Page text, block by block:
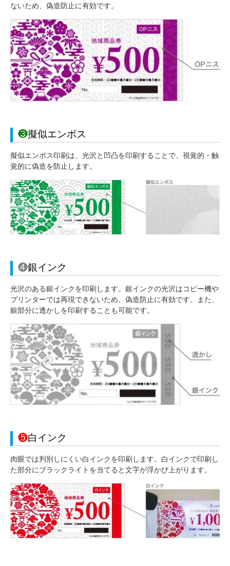
ないため、偽造防止に有効です。
❸擬似エンボス
擬似エンボス印刷は、光沢と凹凸を印刷することで、視覚的・触
覚的に偽造を防止します。
❹銀インク
光沢のある銀インクを印刷します。銀インクの光沢はコピー機や
プリンターでは再現できないため、偽造防止に有効です。また、
銀部分に透かしを印刷することも可能です。
❺白インク
肉眼では判別しにくい白インクを印刷します。白インクで印刷し
た部分にブラックライトを当てると文字が浮かび上がります。